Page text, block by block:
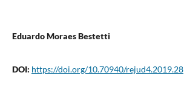
Eduardo Moraes Bestetti
DOI: https://doi.org/10.70940/rejud4.2019.28